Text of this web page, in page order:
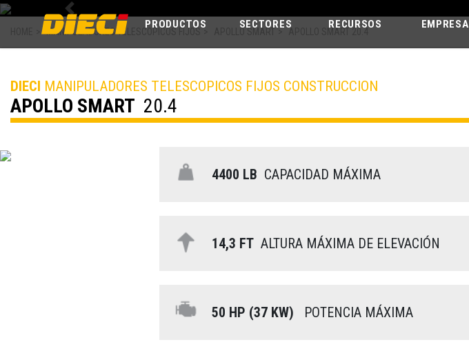
PRODUCTOS SECTORES RECURSOS EMPRESA
Previous
MANIPULADORES TELESCOPICOS FIJOS
DIECI MANIPULADORES TELESCOPICOS FIJOS CONSTRUCCION
APOLLO SMART 20.4
4400 LB CAPACIDAD MÁXIMA
14,3 FTALTURA MÁXIMA DE ELEVACIÓN
50 HP (37 KW) POTENCIA MÁXIMA